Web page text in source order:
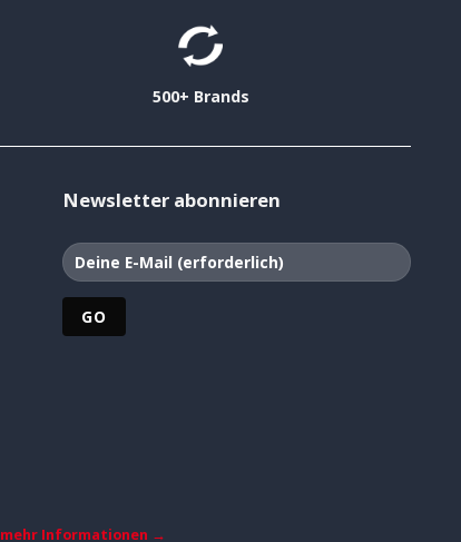
500+ Brands
Newsletter abonnieren
mehr Informationen →